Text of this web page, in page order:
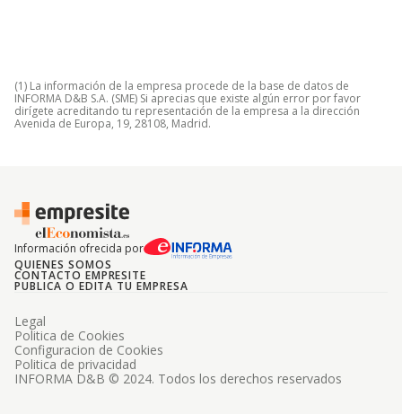
(1) La información de la empresa procede de la base de datos de
INFORMA D&B S.A. (SME) Si aprecias que existe algún error por favor
dirígete acreditando tu representación de la empresa a la dirección
Avenida de Europa, 19, 28108, Madrid.
Información ofrecida por
QUIENES SOMOS
CONTACTO EMPRESITE
PUBLICA O EDITA TU EMPRESA
INFORMA D&B © 2024. Todos los derechos reservados
Legal
Politica de Cookies
Configuracion de Cookies
Politica de privacidad